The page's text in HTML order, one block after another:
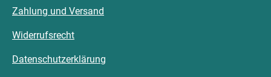
Zahlung und Versand
Widerrufsrecht
Datenschutzerklärung